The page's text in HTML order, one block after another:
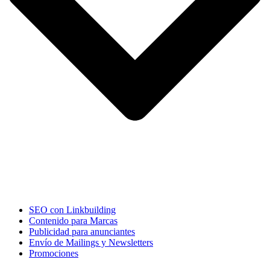
SEO con Linkbuilding
Contenido para Marcas
Publicidad para anunciantes
Envío de Mailings y Newsletters
Promociones